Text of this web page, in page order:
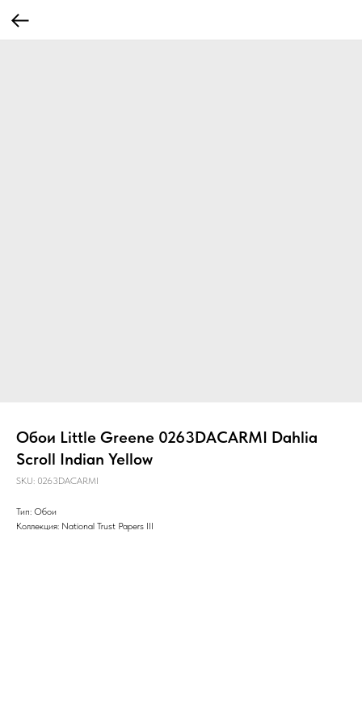
Обои Little Greene 0263DACARMI Dahlia
Scroll Indian Yellow
SKU: 0263DACARMI
Тип: Обои
Коллекция: National Trust Papers III